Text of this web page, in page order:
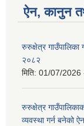
ऐन, कानुन
रुरुक्षेत्र गाउँपालिका
२०८२
मिति: 01/07/2026
रुरुक्षेत्र
व्यवस्था गर्न बनेको